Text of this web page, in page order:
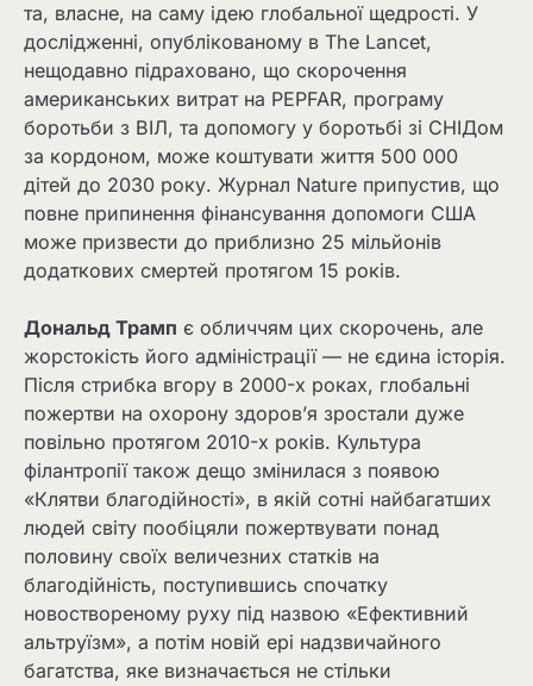
та, власне, на саму ідею глобальної щедрості. У
дослідженні, опублікованому в The Lancet,
нещодавно підраховано, що скорочення
американських витрат на PEPFAR, програму
боротьби з ВІЛ, та допомогу у боротьбі зі СНІДом
за кордоном, може коштувати життя 500 000
дітей до 2030 року. Журнал Nature припустив, що
повне припинення фінансування допомоги США
може призвести до приблизно 25 мільйонів
додаткових смертей протягом 15 років.
Дональд Трамп є обличчям цих скорочень, але
жорстокість його адміністрації — не єдина історія.
Після стрибка вгору в 2000-х роках, глобальні
пожертви на охорону здоров’я зростали дуже
повільно протягом 2010-х років. Культура
філантропії також дещо змінилася з появою
«Клятви благодійності», в якій сотні найбагатших
людей світу пообіцяли пожертвувати понад
половину своїх величезних статків на
благодійність, поступившись спочатку
новоствореному руху під назвою «Ефективний
альтруїзм», а потім новій ері надзвичайного
багатства, яке визначається не стільки